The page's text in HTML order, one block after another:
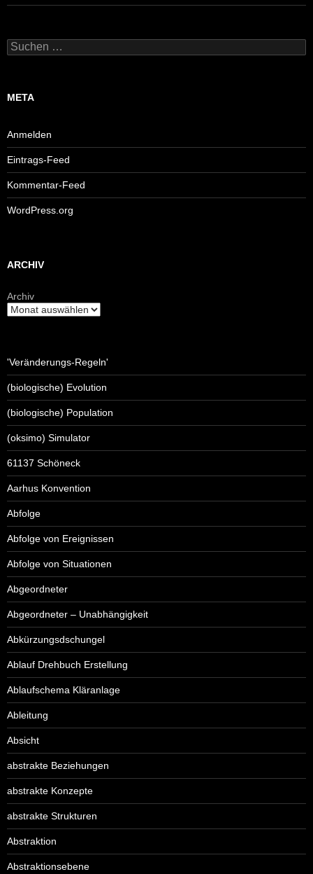
Suchen
nach:
META
Anmelden
Eintrags-Feed
Kommentar-Feed
WordPress.org
ARCHIV
Archiv
'Veränderungs-Regeln'
(biologische) Evolution
(biologische) Population
(oksimo) Simulator
61137 Schöneck
Aarhus Konvention
Abfolge
Abfolge von Ereignissen
Abfolge von Situationen
Abgeordneter
Abgeordneter – Unabhängigkeit
Abkürzungsdschungel
Ablauf Drehbuch Erstellung
Ablaufschema Kläranlage
Ableitung
Absicht
abstrakte Beziehungen
abstrakte Konzepte
abstrakte Strukturen
Abstraktion
Abstraktionsebene